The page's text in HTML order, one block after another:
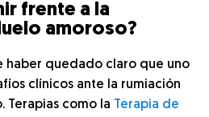
frente a la
amoroso?
haber quedado claro que uno
clínicos ante la rumiación
Terapias como la
Terapia de